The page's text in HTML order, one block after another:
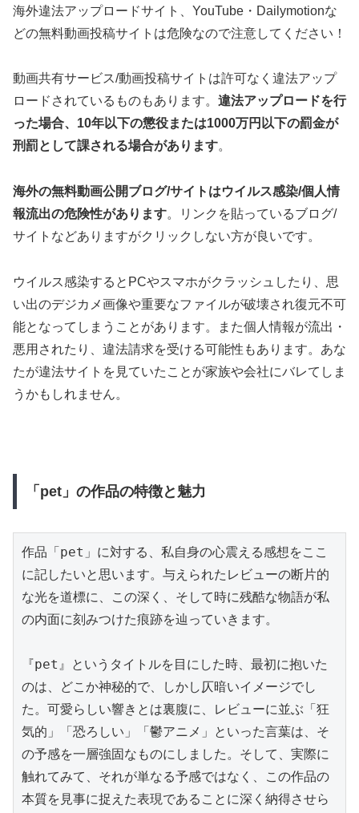
海外違法アップロードサイト、YouTube・Dailymotionな
どの無料動画投稿サイトは危険なので注意してください！
動画共有サービス/動画投稿サイトは許可なく違法アップ
ロードされているものもあります。 違法アップロードを行
った場合、10年以下の懲役または1000万円以下の罰金が
刑罰として課される場合があります。
海外の無料動画公開ブログ/サイトはウイルス感染/個人情
報流出の危険性があります。リンクを貼っているブログ/
サイトなどありますがクリックしない方が良いです。
ウイルス感染するとPCやスマホがクラッシュしたり、思
い出のデジカメ画像や重要なファイルが破壊され復元不可
能となってしまうことがあります。また個人情報が流出・
悪用されたり、違法請求を受ける可能性もあります。あな
たが違法サイトを見ていたことが家族や会社にバレてしま
うかもしれません。
「pet」の作品の特徴と魅力
作品「pet」に対する、私自身の心震える感想をここ
に記したいと思います。与えられたレビューの断片的
な光を道標に、この深く、そして時に残酷な物語が私
の内面に刻みつけた痕跡を辿っていきます。
『pet』というタイトルを目にした時、最初に抱いた
のは、どこか神秘的で、しかし仄暗いイメージでし
た。可愛らしい響きとは裏腹に、レビューに並ぶ「狂
気的」「恐ろしい」「鬱アニメ」といった言葉は、そ
の予感を一層強固なものにしました。そして、実際に
触れてみて、それが単なる予感ではなく、この作品の
本質を見事に捉えた表現であることに深く納得させら